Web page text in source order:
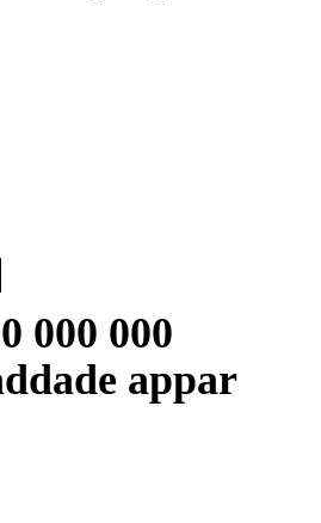
000 000
appar